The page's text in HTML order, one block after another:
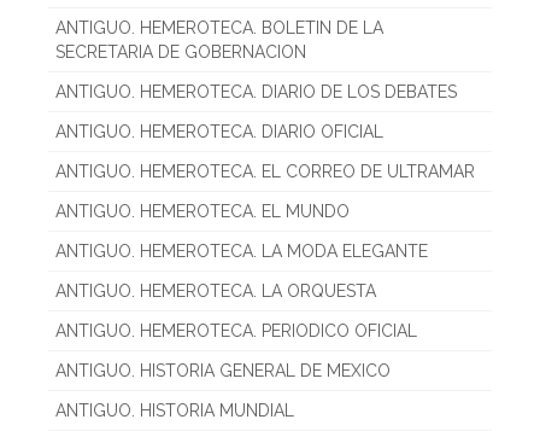
ANTIGUO. HEMEROTECA. BOLETIN DE LA
SECRETARIA DE GOBERNACION
ANTIGUO. HEMEROTECA. DIARIO DE LOS DEBATES
ANTIGUO. HEMEROTECA. DIARIO OFICIAL
ANTIGUO. HEMEROTECA. EL CORREO DE ULTRAMAR
ANTIGUO. HEMEROTECA. EL MUNDO
ANTIGUO. HEMEROTECA. LA MODA ELEGANTE
ANTIGUO. HEMEROTECA. LA ORQUESTA
ANTIGUO. HEMEROTECA. PERIODICO OFICIAL
ANTIGUO. HISTORIA GENERAL DE MEXICO
ANTIGUO. HISTORIA MUNDIAL